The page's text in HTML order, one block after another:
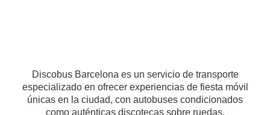
Discobus Barcelona es un servicio de transporte
especializado en ofrecer experiencias de fiesta móvil
únicas en la ciudad, con autobuses condicionados
como auténticas discotecas sobre ruedas.